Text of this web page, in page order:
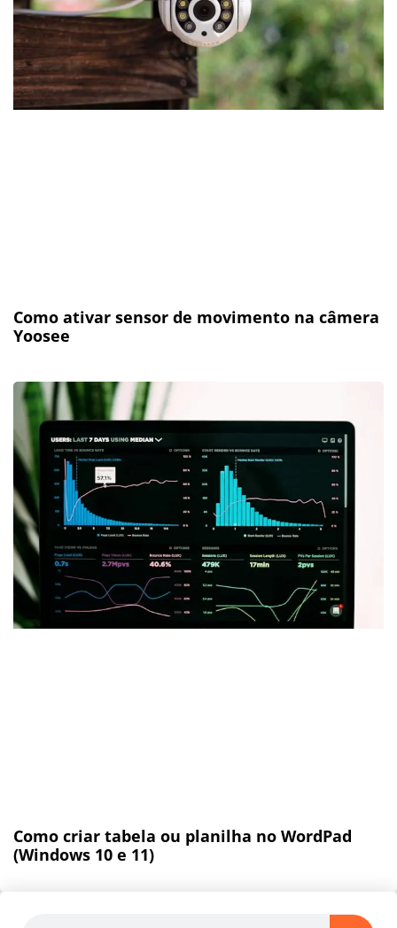
Como ativar sensor de movimento na câmera
Yoosee
Como criar tabela ou planilha no WordPad
(Windows 10 e 11)